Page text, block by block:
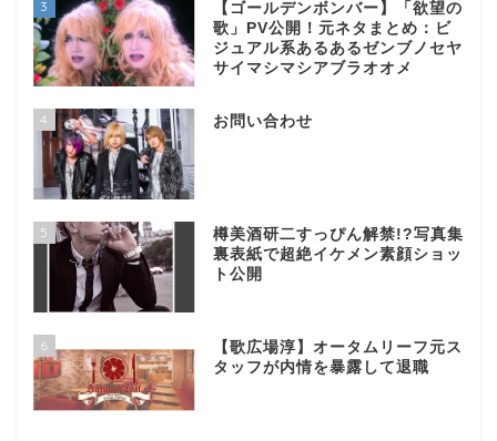
3
【ゴールデンボンバー】「欲望の
歌」PV公開！元ネタまとめ：ビ
ジュアル系あるあるゼンブノセヤ
サイマシマシアブラオオメ
4 お問い合わせ
5
樽美酒研二すっぴん解禁!?写真集
裏表紙で超絶イケメン素顔ショッ
ト公開
6
【歌広場淳】オータムリーフ元ス
タッフが内情を暴露して退職